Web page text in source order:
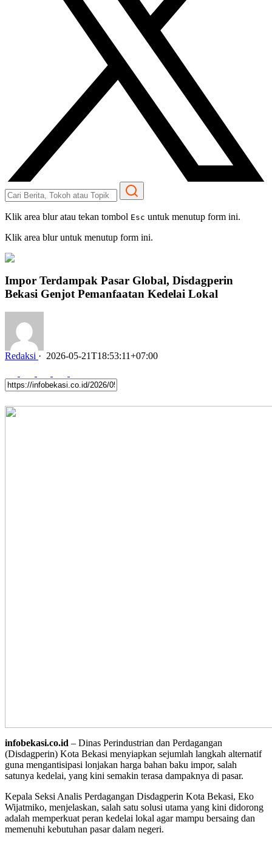
Klik area blur atau tekan tombol Esc untuk menutup form ini.
Klik area blur untuk menutup form ini.
Impor Terdampak Pasar Global, Disdagperin
Bekasi Genjot Pemanfaatan Kedelai Lokal
Redaksi · 2026-05-21T18:53:11+07:00
infobekasi.co.id – Dinas Perindustrian dan Perdagangan
(Disdagperin) Kota Bekasi menyiapkan sejumlah langkah alternatif
guna mengantisipasi lonjakan harga bahan baku impor, salah
satunya kedelai, yang kini semakin terasa dampaknya di pasar.
Kepala Seksi Analis Perdagangan Disdagperin Kota Bekasi, Eko
Wijatmiko, menjelaskan, salah satu solusi utama yang kini didorong
adalah memperkuat peran kedelai lokal agar mampu bersaing dan
memenuhi kebutuhan pasar dalam negeri.